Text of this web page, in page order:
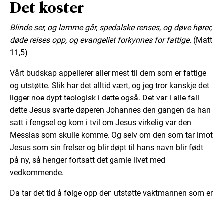
Det koster
Blinde ser, og lamme går, spedalske renses, og døve hører,
døde reises opp, og evangeliet forkynnes for fattige. (Matt
11,5)
Vårt budskap appellerer aller mest til dem som er fattige
og utstøtte. Slik har det alltid vært, og jeg tror kanskje det
ligger noe dypt teologisk i dette også. Det var i alle fall
dette Jesus svarte døperen Johannes den gangen da han
satt i fengsel og kom i tvil om Jesus virkelig var den
Messias som skulle komme. Og selv om den som tar imot
Jesus som sin frelser og blir døpt til hans navn blir født
på ny, så henger fortsatt det gamle livet med
vedkommende.
Da tar det tid å følge opp den utstøtte vaktmannen som er